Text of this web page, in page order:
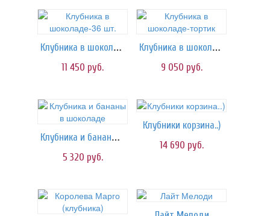
Клубника в шоколаде-36 шт.
11 450 руб.
Клубника в шоколаде-тортик
9 050 руб.
Клубника и бананы в шоколаде
5 320 руб.
Клубники корзина..)
14 690 руб.